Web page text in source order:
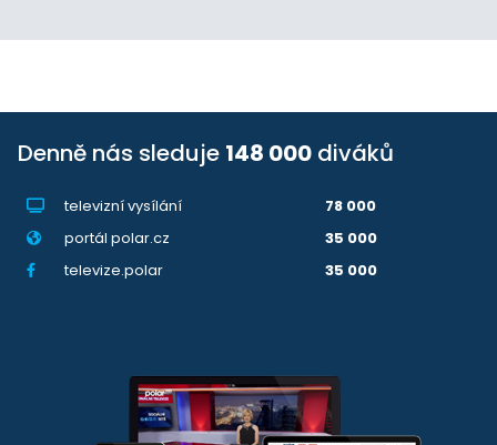
Denně nás sleduje 148 000 diváků
televizní vysílání
78 000
portál polar.cz
35 000
televize.polar
35 000